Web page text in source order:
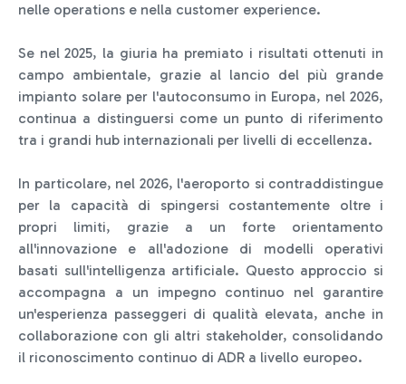
nelle operations e nella customer experience.
Se nel 2025, la giuria ha premiato i risultati ottenuti in
campo ambientale, grazie al lancio del più grande
impianto solare per l'autoconsumo in Europa, nel 2026,
continua a distinguersi come un punto di riferimento
tra i grandi hub internazionali per livelli di eccellenza.
In particolare, nel 2026, l'aeroporto si contraddistingue
per la capacità di spingersi costantemente oltre i
propri limiti, grazie a un forte orientamento
all'innovazione e all'adozione di modelli operativi
basati sull'intelligenza artificiale. Questo approccio si
accompagna a un impegno continuo nel garantire
un'esperienza passeggeri di qualità elevata, anche in
collaborazione con gli altri stakeholder, consolidando
il riconoscimento continuo di ADR a livello europeo.